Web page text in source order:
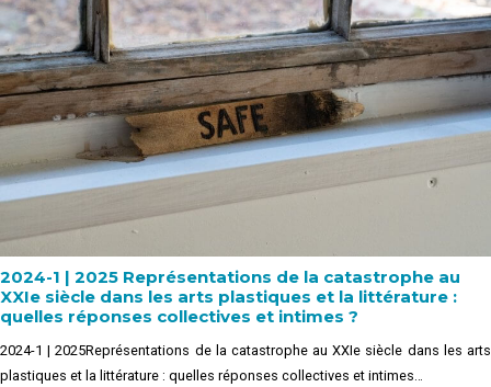
2024-1 | 2025 Représentations de la catastrophe au
XXIe siècle dans les arts plastiques et la littérature :
quelles réponses collectives et intimes ?
2024-1 | 2025Représentations de la catastrophe au XXIe siècle dans les arts
plastiques et la littérature : quelles réponses collectives et intimes…